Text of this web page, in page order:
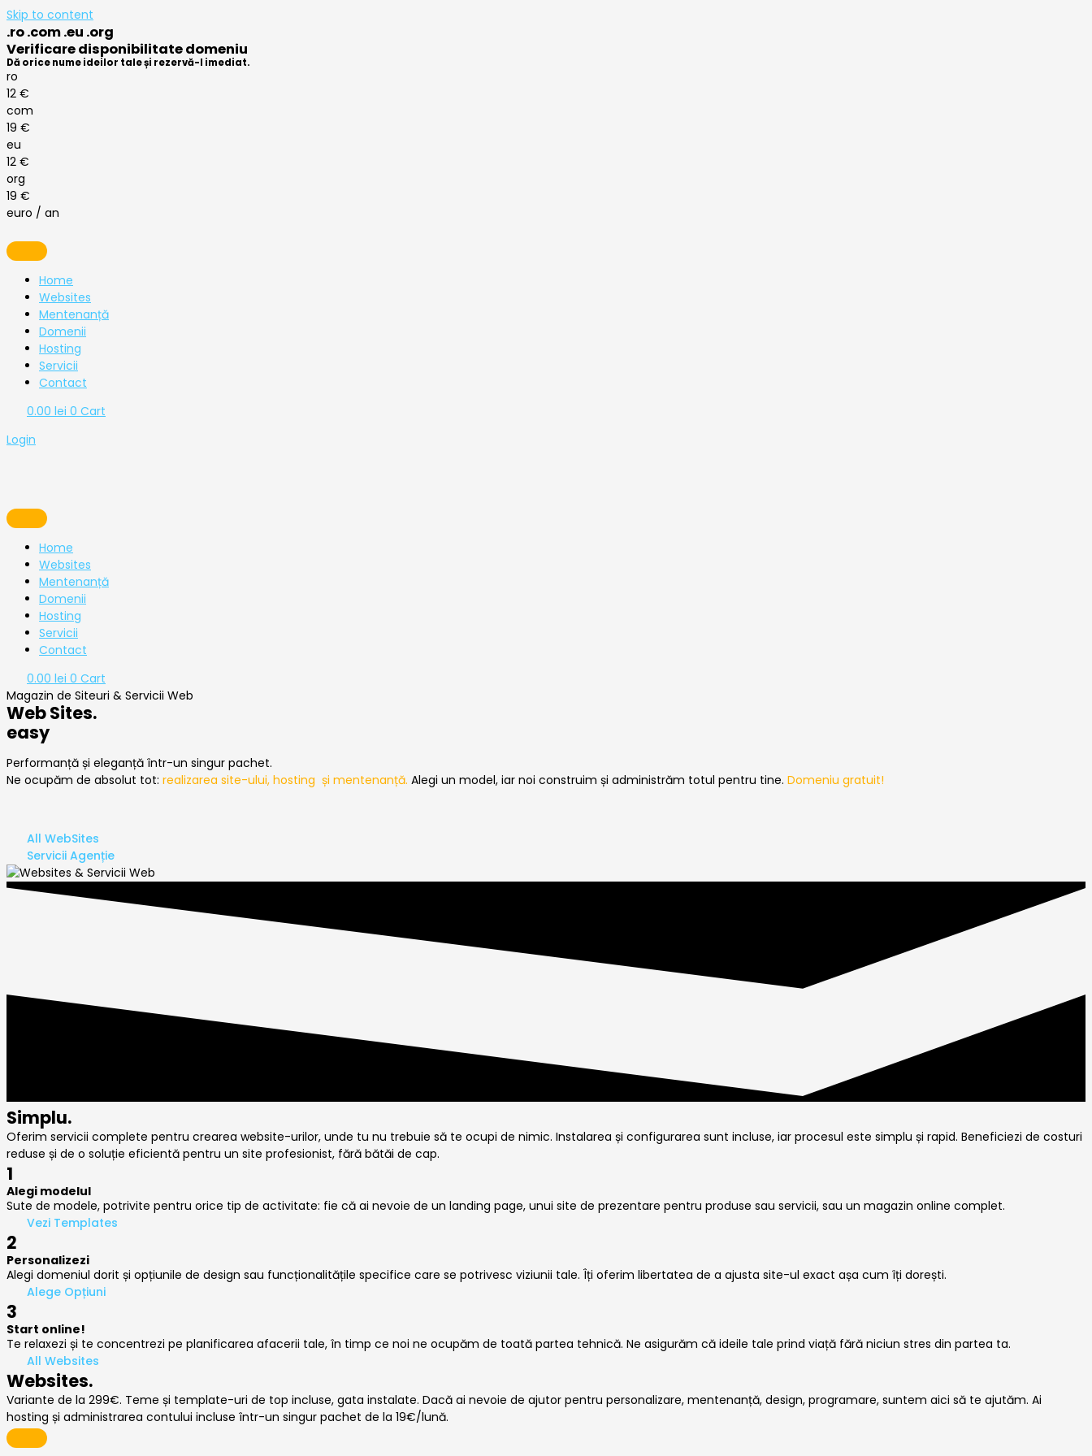
Skip to content
.ro .com .eu .org
Verificare disponibilitate domeniu
Dă orice nume ideilor tale și rezervă-l imediat.
ro
12 €
com
19 €
eu
12 €
org
19 €
euro / an
Home
Websites
Mentenanță
Domenii
Hosting
Servicii
Contact
0.00 lei 0 Cart
Login
Home
Websites
Mentenanță
Domenii
Hosting
Servicii
Contact
0.00 lei 0 Cart
Magazin de Siteuri & Servicii Web
Web Sites.
easy
Performanță și eleganță într-un singur pachet.
Ne ocupăm de absolut tot: realizarea site-ului, hosting și mentenanță. Alegi un model, iar noi construim și administrăm totul pentru tine. Domeniu gratuit!
All WebSites
Servicii Agenție
Simplu.
Oferim servicii complete pentru crearea website-urilor, unde tu nu trebuie să te ocupi de nimic. Instalarea și configurarea sunt incluse, iar procesul este simplu și rapid. Beneficiezi de costuri
reduse și de o soluție eficientă pentru un site profesionist, fără bătăi de cap.
1
Alegi modelul
Sute de modele, potrivite pentru orice tip de activitate: fie că ai nevoie de un landing page, unui site de prezentare pentru produse sau servicii, sau un magazin online complet.
Vezi Templates
2
Personalizezi
Alegi domeniul dorit și opțiunile de design sau funcționalitățile specifice care se potrivesc viziunii tale. Îți oferim libertatea de a ajusta site-ul exact așa cum îți dorești.
Alege Opțiuni
3
Start online!
Te relaxezi și te concentrezi pe planificarea afacerii tale, în timp ce noi ne ocupăm de toată partea tehnică. Ne asigurăm că ideile tale prind viață fără niciun stres din partea ta.
All Websites
Websites.
Variante de la 299€. Teme și template-uri de top incluse, gata instalate. Dacă ai nevoie de ajutor pentru personalizare, mentenanță, design, programare, suntem aici să te ajutăm. Ai
hosting și administrarea contului incluse într-un singur pachet de la 19€/lună.